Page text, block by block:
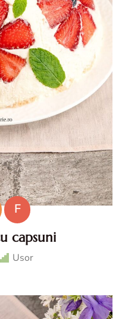
F
capsuni
coacere cu capsuni. Tort
tort cupola. Tort cu
Usor